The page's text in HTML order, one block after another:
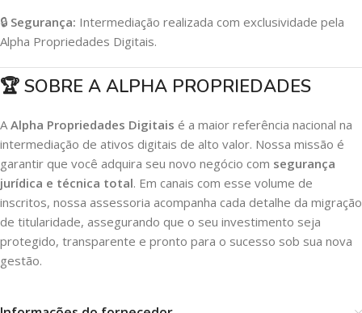
🔒 Segurança: Intermediação realizada com exclusividade pela
Alpha Propriedades Digitais.
🏆 SOBRE A ALPHA PROPRIEDADES
A Alpha Propriedades Digitais é a maior referência nacional na
intermediação de ativos digitais de alto valor. Nossa missão é
garantir que você adquira seu novo negócio com segurança
jurídica e técnica total. Em canais com esse volume de
inscritos, nossa assessoria acompanha cada detalhe da migração
de titularidade, assegurando que o seu investimento seja
protegido, transparente e pronto para o sucesso sob sua nova
gestão.